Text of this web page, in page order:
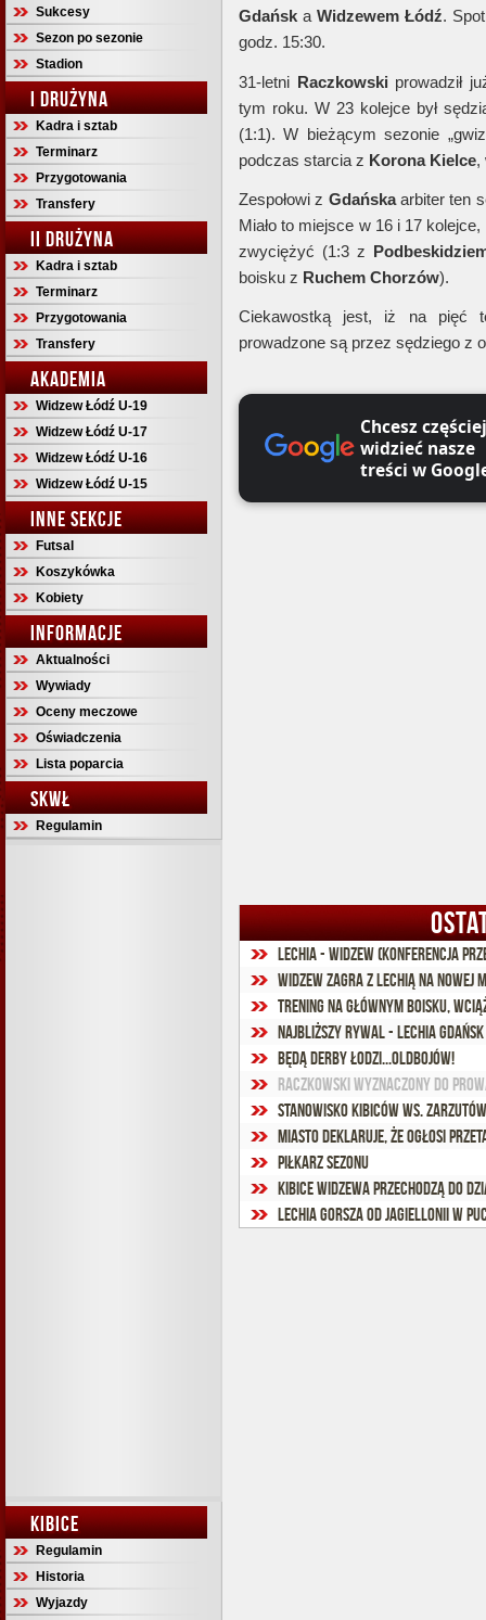
Sukcesy
Sezon po sezonie
Stadion
I DRUŻYNA
Kadra i sztab
Terminarz
Przygotowania
Transfery
II DRUŻYNA
Kadra i sztab
Terminarz
Przygotowania
Transfery
AKADEMIA
Widzew Łódź U-19
Widzew Łódź U-17
Widzew Łódź U-16
Widzew Łódź U-15
INNE SEKCJE
Futsal
Koszykówka
Kobiety
INFORMACJE
Aktualności
Wywiady
Oceny meczowe
Oświadczenia
Lista poparcia
SKWŁ
Regulamin
KIBICE
Regulamin
Historia
Wyjazdy
Gdańsk a Widzewem Łódź.
godz. 15:30.
31-letni Raczkowski prowadził
tym roku. W 23 kolejce był
(1:1). W bieżącym sezonie
podczas starcia z Korona Kielce,
Zespołowi z Gdańskaarbiter ten
Miało to miejsce w 16 i 17
zwyciężyć (1:3 z
boisku z Ruchem Chorzów).
Ciekawostką jest, iż na pięć
prowadzone są przez sędziego z
Chcesz częściej
widzieć nasze
treści w
Lechia - Widzew (konferencja
Widzew zagra z Lechią na nowej
Trening na głównym boisku,
Najbliższy rywal - Lechia Gdańsk
Będą derby Łodzi...oldbojów!
Raczkowski wyznaczony do
Stanowisko kibiców ws. zarzutów
Miasto deklaruje, że ogłosi
Piłkarz sezonu
Kibice Widzewa przechodzą do
Lechia gorsza od Jagiellonii w